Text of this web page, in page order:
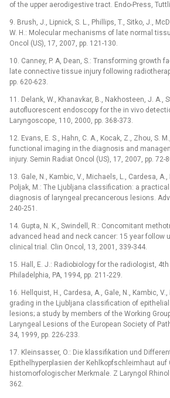
of the upper aerodigestive tract. Endo-Press,
9. Brush, J., Lipnick, S. L., Phillips, T., Sitko, J.,
W. H.: Molecular mechanisms of late normal
Oncol (US), 17, 2007, pp. 121-130.
10. Canney, P. A, Dean, S.: Transforming growth
late connective tissue injury following
pp. 620-623.
11. Delank, W., Khanavkar, B., Nakhosteen, J. A.,
autofluorescent endoscopy for the in vivo
Laryngoscope, 110, 2000, pp. 368-373.
12. Evans, E. S., Hahn, C. A., Kocak, Z., Zhou, S.
functional imaging in the diagnosis and
injury. Semin Radiat Oncol (US), 17, 2007, pp. 72-
13. Gale, N., Kambic, V., Michaels, L., Cardesa,
Poljak, M.: The Ljubljana classification: a
diagnosis of laryngeal precancerous lesions. Adv
240-251.
14. Gupta, N. K., Swindell, R.: Concomitant
advanced head and neck cancer: 15 year follow
clinical trial. Clin Oncol, 13, 2001, 339-344.
15. Hall, E. J.: Radiobiology for the radiologist,
Philadelphia, PA, 1994, pp. 211-229.
16. Hellquist, H., Cardesa, A., Gale, N., Kambic,
grading in the Ljubljana classification of
lesions; a study by members of the Working
Laryngeal Lesions of the European Society of
34, 1999, pp. 226-233.
17. Kleinsasser, O.: Die klassifikation und
Epithelhyperplasien der Kehlkopfschleimhaut auf
histomorfologischer Merkmale. Z Laryngol Rhinol
362.